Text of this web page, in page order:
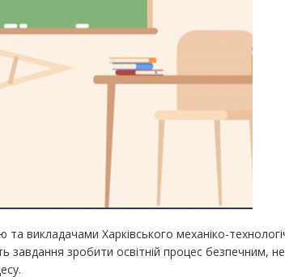
та викладачами Харківського механіко-
зробити освітній процес безпечним, не